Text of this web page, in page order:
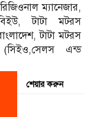
ম্যানেজার,
টাটা মটরস
টাটা মটরস
(সিইও,সেলস এন্ড
শেয়ার করুন